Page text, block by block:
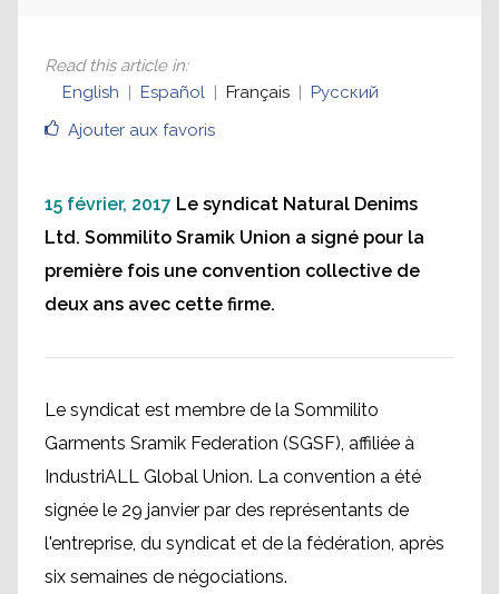
Ajouter aux favoris
Read this article in:
English
Español Français Русский
15 février, 2017 Le syndicat Natural Denims
Ltd. Sommilito Sramik Union a signé pour la
première fois une convention collective de
deux ans avec cette firme.
Le syndicat est membre de la Sommilito
Garments Sramik Federation (SGSF), affiliée à
IndustriALL Global Union. La convention a été
signée le 29 janvier par des représentants de
l'entreprise, du syndicat et de la fédération, après
six semaines de négociations.